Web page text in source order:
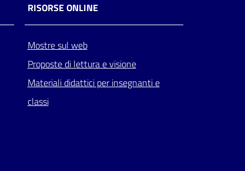
RISORSE ONLINE
Mostre sul web
Proposte di lettura e visione
Materiali didattici per insegnanti e
classi